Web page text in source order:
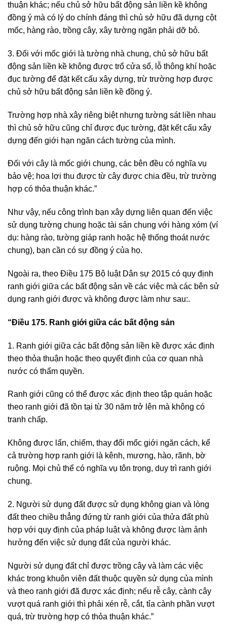
thuận khác; nếu chủ sở hữu bất động sản liền kề không
đồng ý mà có lý do chính đáng thì chủ sở hữu đã dựng cột
mốc, hàng rào, trồng cây, xây tường ngăn phải dỡ bỏ.
3. Đối với mốc giới là tường nhà chung, chủ sở hữu bất
động sản liền kề không được trổ cửa sổ, lỗ thông khí hoặc
đục tường để đặt kết cấu xây dựng, trừ trường hợp được
chủ sở hữu bất động sản liền kề đồng ý.
Trường hợp nhà xây riêng biệt nhưng tường sát liền nhau
thì chủ sở hữu cũng chỉ được đục tường, đặt kết cấu xây
dựng đến giới hạn ngăn cách tường của mình.
Đối với cây là mốc giới chung, các bên đều có nghĩa vụ
bảo vệ; hoa lợi thu được từ cây được chia đều, trừ trường
hợp có thỏa thuận khác.”
Như vậy, nếu công trình bạn xây dựng liên quan đến việc
sử dụng tường chung hoặc tài sản chung với hàng xóm (ví
dụ: hàng rào, tường giáp ranh hoặc hệ thống thoát nước
chung), bạn cần có sự đồng ý của họ.
Ngoài ra, theo Điều 175 Bộ luật Dân sự 2015 có quy định
ranh giới giữa các bất động sản về các việc mà các bên sử
dụng ranh giới được và không được làm như sau:.
“Điều 175. Ranh giới giữa các bất động sản
1. Ranh giới giữa các bất động sản liền kề được xác định
theo thỏa thuận hoặc theo quyết định của cơ quan nhà
nước có thẩm quyền.
Ranh giới cũng có thể được xác định theo tập quán hoặc
theo ranh giới đã tồn tại từ 30 năm trở lên mà không có
tranh chấp.
Không được lấn, chiếm, thay đổi mốc giới ngăn cách, kể
cả trường hợp ranh giới là kênh, mương, hào, rãnh, bờ
ruộng. Mọi chủ thể có nghĩa vụ tôn trọng, duy trì ranh giới
chung.
2. Người sử dụng đất được sử dụng không gian và lòng
đất theo chiều thẳng đứng từ ranh giới của thửa đất phù
hợp với quy định của pháp luật và không được làm ảnh
hưởng đến việc sử dụng đất của người khác.
Người sử dụng đất chỉ được trồng cây và làm các việc
khác trong khuôn viên đất thuộc quyền sử dụng của mình
và theo ranh giới đã được xác định; nếu rễ cây, cành cây
vượt quá ranh giới thì phải xén rễ, cắt, tỉa cành phần vượt
quá, trừ trường hợp có thỏa thuận khác.”